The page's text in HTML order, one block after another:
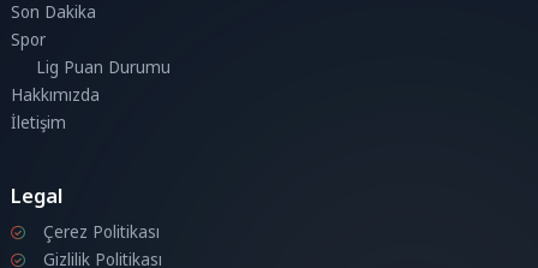
Son Dakika
Spor
Lig Puan Durumu
Hakkımızda
İletişim
Legal
Çerez Politikası
Gizlilik Politikası